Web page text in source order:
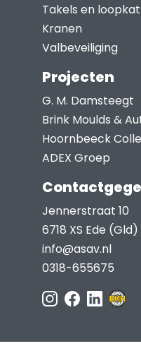
Takels en
Kranen
Valbeveiliging
Projecten
G. M. Damsteegt
Brink Moulds &
Hoornbeeck
ADEX Groep
Jennerstraat 10
6718 XS Ede (Gld)
info@asav.nl
0318-655675